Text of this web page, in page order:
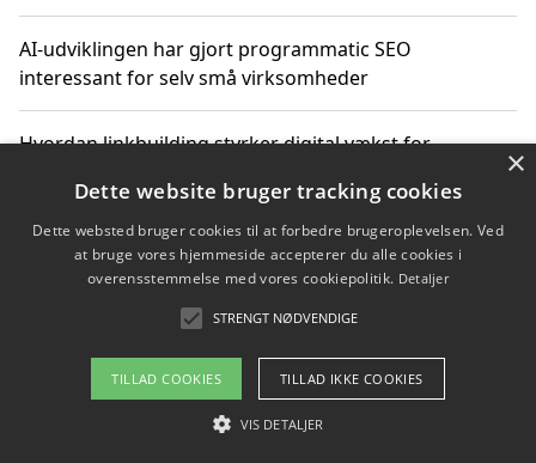
AI-udviklingen har gjort programmatic SEO
interessant for selv små virksomheder
Hvordan linkbuilding styrker digital vækst for
Sådan har udviklingen inden for genbrug af elektronik
ændret sig
Copyright 2026 - Pilanto Aps
Om / kontakt
×
Dette website bruger tracking cookies
Dette websted bruger cookies til at forbedre brugeroplevelsen. Ved
at bruge vores hjemmeside accepterer du alle cookies i
overensstemmelse med vores cookiepolitik. Detaljer
STRENGT NØDVENDIGE
TILLAD COOKIES TILLAD IKKE COOKIES
VIS DETALJER